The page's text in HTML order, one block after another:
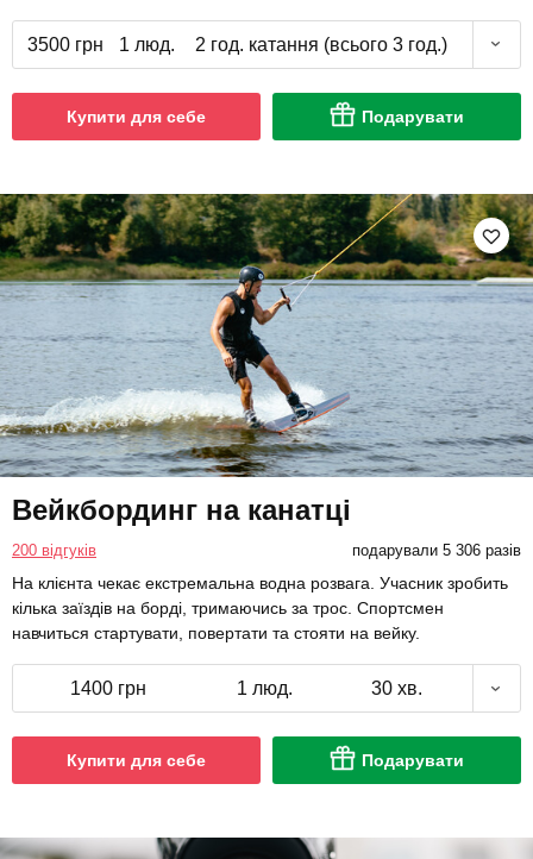
3500 грн 1 люд. 2 год. катання (всього 3 год.)
Купити для себе Подарувати
Вейкбординг на канатці
200 відгуків подарували 5 306 разів
На клієнта чекає екстремальна водна розвага. Учасник зробить
кілька заїздів на борді, тримаючись за трос. Спортсмен
навчиться стартувати, повертати та стояти на вейку.
1400 грн 1 люд. 30 хв.
Купити для себе Подарувати